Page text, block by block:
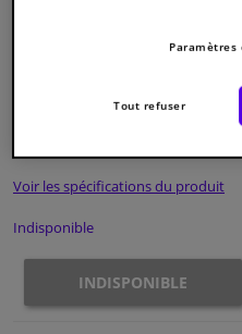
Atelier & outils
Promotions et réductions
5050063626513
Voir les spécifications du produit
Indisponible
INDISPONIBLE
Paramètres
Tout refuser